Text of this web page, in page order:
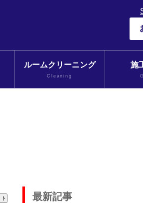
ルームクリーニング
Cleaning
施
最新記事